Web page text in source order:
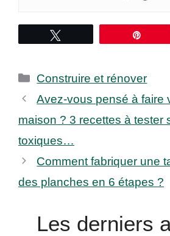
Catégories
Construire et rénover
Avez-vous pensé à faire
maison ? 3 recettes à tester
toxiques…
Comment fabriquer une
des planches en 6 étapes ?
Les derniers